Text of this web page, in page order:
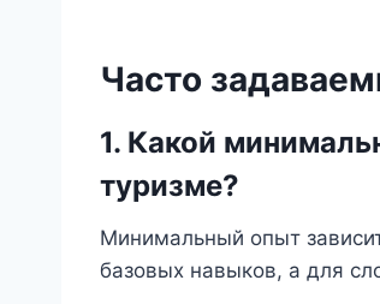
Часто
1. Какой
туризме?
Минимальный опыт
базовых навыков, а для